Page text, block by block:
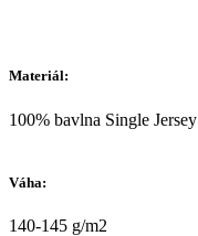
Materiál:
100% bavlna Single Jersey
Váha:
140-145 g/m2